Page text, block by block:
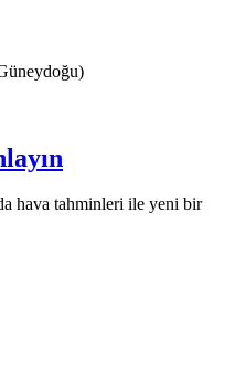
hava tahminleri ile yeni bir